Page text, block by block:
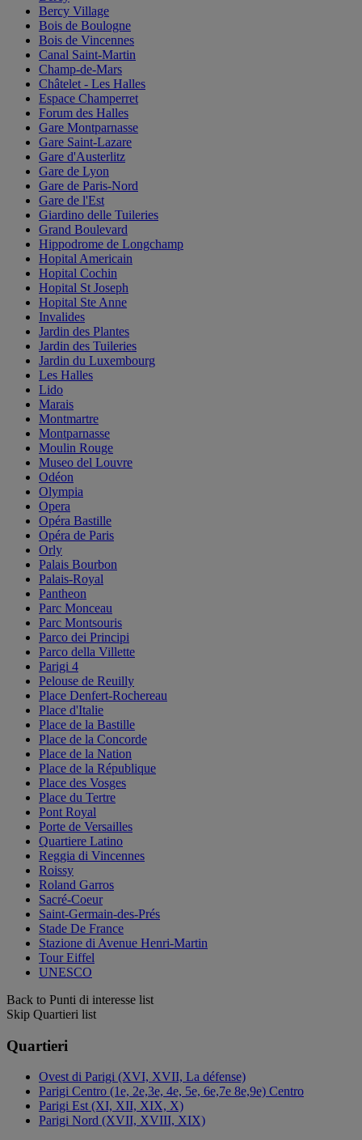
Bercy Village
Bois de Boulogne
Bois de Vincennes
Canal Saint-Martin
Champ-de-Mars
Châtelet - Les Halles
Espace Champerret
Forum des Halles
Gare Montparnasse
Gare Saint-Lazare
Gare d'Austerlitz
Gare de Lyon
Gare de Paris-Nord
Gare de l'Est
Giardino delle Tuileries
Grand Boulevard
Hippodrome de Longchamp
Hopital Americain
Hopital Cochin
Hopital St Joseph
Hopital Ste Anne
Invalides
Jardin des Plantes
Jardin des Tuileries
Jardin du Luxembourg
Les Halles
Lido
Marais
Montmartre
Montparnasse
Moulin Rouge
Museo del Louvre
Odéon
Olympia
Opera
Opéra Bastille
Opéra de Paris
Orly
Palais Bourbon
Palais-Royal
Pantheon
Parc Monceau
Parc Montsouris
Parco dei Principi
Parco della Villette
Parigi 4
Pelouse de Reuilly
Place Denfert-Rochereau
Place d'Italie
Place de la Bastille
Place de la Concorde
Place de la Nation
Place de la République
Place des Vosges
Place du Tertre
Pont Royal
Porte de Versailles
Quartiere Latino
Reggia di Vincennes
Roissy
Roland Garros
Sacré-Coeur
Saint-Germain-des-Prés
Stade De France
Stazione di Avenue Henri-Martin
Tour Eiffel
UNESCO
Back to Punti di interesse list
Skip Quartieri list
Quartieri
Ovest di Parigi (XVI, XVII, La défense)
Parigi Centro (1e, 2e,3e, 4e, 5e, 6e,7e 8e,9e) Centro
Parigi Est (XI, XII, XIX, X)
Parigi Nord (XVII, XVIII, XIX)